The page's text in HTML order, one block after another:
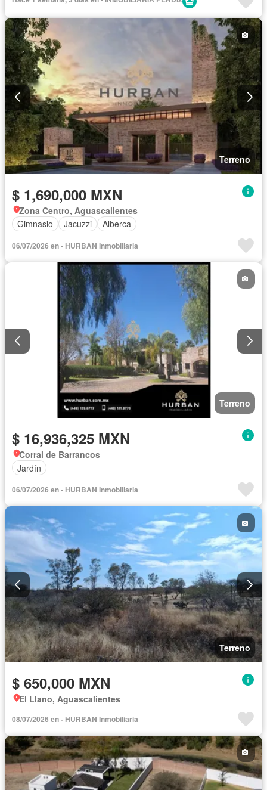
Terreno
$ 1,690,000 MXN
Zona Centro, Aguascalientes
Gimnasio
Jacuzzi Alberca
06/07/2026 en - HURBAN Inmobiliaria
Terreno
$ 16,936,325 MXN
Corral de Barrancos
Jardín
06/07/2026 en - HURBAN Inmobiliaria
Terreno
$ 650,000 MXN
El Llano, Aguascalientes
08/07/2026 en - HURBAN Inmobiliaria